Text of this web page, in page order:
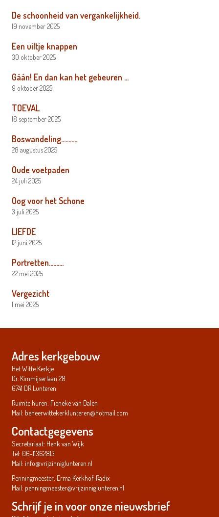
De schoonheid van vergankelijkheid.
19 november 2025
Een uiltje knappen
30 oktober 2025
Gáán! En dan kan het gebeuren …
9 oktober 2025
TOEVAL
18 september 2025
Boswandeling………..
28 augustus 2025
Oude voetpaden
24 juli 2025
Oog voor het Schone
3 juli 2025
LIEFDE
12 juni 2025
Portretten……….
22 mei 2025
Vergezicht
1 mei 2025
Adres kerkgebouw
Het Witte Kerkje
Dr. Kimmijserlaan 28
6741 DR Lunteren
Ruimte huren: Fieneke van Dalen
Mail: beheerwittekerklunteren@hotmail.com
Contactgegevens
Secretariaat: Henk van Wijk
Tel: 06-11362813
Mail: info@vrijzinniglunteren.nl
Penningmeester: Erma Kerkhof-Radix
Mail: penningmeester@vrijzinniglunteren.nl
Schrijf je in voor onze nieuwsbrief